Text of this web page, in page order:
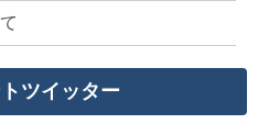
ツイッター